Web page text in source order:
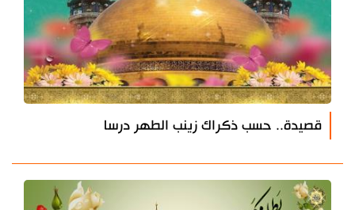
قصيدة.. حسب ذكراك زينب الطهر درسا